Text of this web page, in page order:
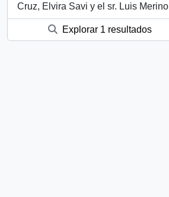
Cruz, Elvira Savi y el sr. Luis Merino
Explorar 1 resultados